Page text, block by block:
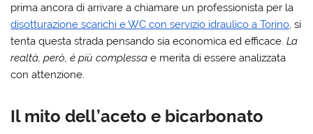
prima ancora di arrivare a chiamare un professionista per la
disotturazione scarichi e WC con servizio idraulico a Torino, si
tenta questa strada pensando sia economica ed efficace.La
realtà, però, è più complessa e merita di essere analizzata
con attenzione.
Il mito dell’aceto e bicarbonato